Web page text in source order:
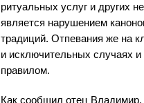
ритуальных услуг и других
является нарушением
традиций. Отпевания же на
и исключительных случаях
правилом.
Как сообщил отец